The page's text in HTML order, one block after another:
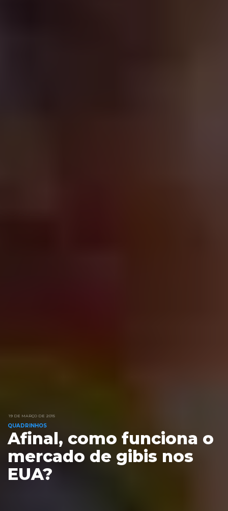
19 DE MARÇO DE 2015
QUADRINHOS
Afinal, como funciona o
mercado de gibis nos
EUA?